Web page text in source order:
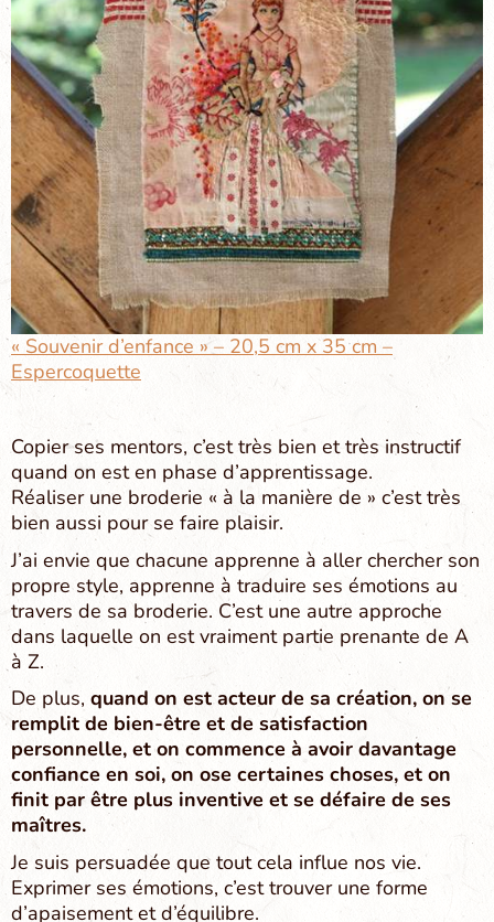
« Souvenir d’enfance » – 20,5 cm x 35 cm –
Espercoquette
Copier ses mentors, c’est très bien et très instructif
quand on est en phase d’apprentissage.
Réaliser une broderie « à la manière de » c’est très
bien aussi pour se faire plaisir.
J’ai envie que chacune apprenne à aller chercher son
propre style, apprenne à traduire ses émotions au
travers de sa broderie. C’est une autre approche
dans laquelle on est vraiment partie prenante de A
à Z.
De plus, quand on est acteur de sa création, on se
remplit de bien-être et de satisfaction
personnelle, et on commence à avoir davantage
confiance en soi, on ose certaines choses, et on
finit par être plus inventive et se défaire de ses
maîtres.
Je suis persuadée que tout cela influe nos vie.
Exprimer ses émotions, c’est trouver une forme
d’apaisement et d’équilibre.